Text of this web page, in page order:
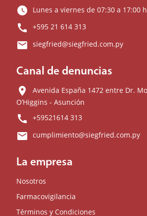
watch_later Lunes a viernes de 07:30 a 17:00
call +595 21 614 313
email siegfried@siegfried.com.py
Canal de denuncias
location_on
Avenida España 1472 entre Dr.
O’Higgins - Asunción
call +59521614 313
email cumplimiento@siegfried.com.py
La empresa
Nosotros
Farmacovigilancia
Términos y Condiciones